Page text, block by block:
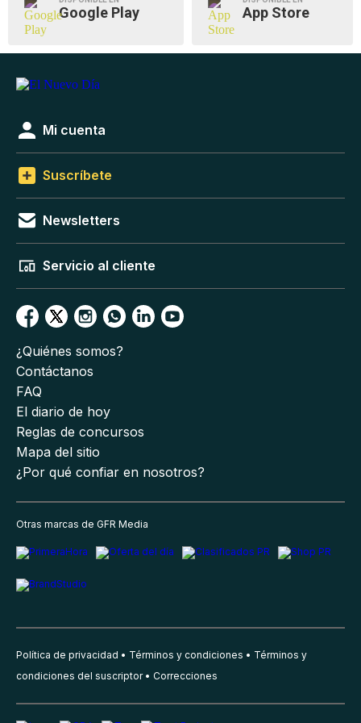
Google Play App Store
Mi cuenta
Suscríbete
Newsletters
Servicio al cliente
¿Quiénes somos?
Contáctanos
FAQ
El diario de hoy
Reglas de concursos
Mapa del sitio
¿Por qué confiar en nosotros?
Otras marcas de GFR Media
Política de privacidad Términos y condiciones
Términos y
condiciones del suscriptor
Correcciones